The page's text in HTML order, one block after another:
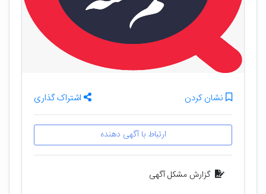
نشان کردن اشتراک گذاری
ارتباط با آگهی دهنده
گزارش مشکل آگهی